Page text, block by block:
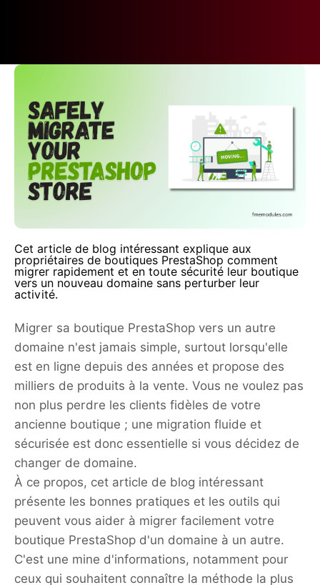
Cet article de blog intéressant explique aux
propriétaires de boutiques PrestaShop comment
migrer rapidement et en toute sécurité leur boutique
vers un nouveau domaine sans perturber leur
activité.
Migrer sa boutique PrestaShop vers un autre
domaine n'est jamais simple, surtout lorsqu'elle
est en ligne depuis des années et propose des
milliers de produits à la vente. Vous ne voulez pas
non plus perdre les clients fidèles de votre
ancienne boutique ; une migration fluide et
sécurisée est donc essentielle si vous décidez de
changer de domaine.
À ce propos, cet article de blog intéressant
présente les bonnes pratiques et les outils qui
peuvent vous aider à migrer facilement votre
boutique PrestaShop d'un domaine à un autre.
C'est une mine d'informations, notamment pour
ceux qui souhaitent connaître la méthode la plus